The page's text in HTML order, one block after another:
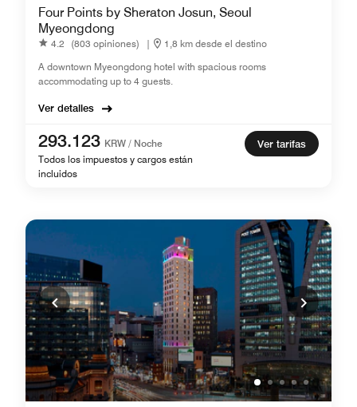
Four Points by Sheraton Josun, Seoul
Myeongdong
4.2 (803 opiniones) |
1,8 km desde el destino
A downtown Myeongdong hotel with spacious rooms
accommodating up to 4 guests.
Ver detalles
293.123 KRW / Noche
Todos los impuestos y cargos están
incluidos
Ver tarifas